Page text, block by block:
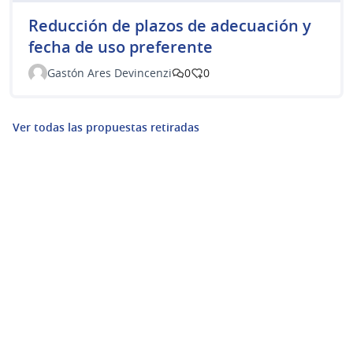
Reducción de plazos de adecuación y
fecha de uso preferente
Gastón Ares Devincenzi 0 0
Ver todas las propuestas retiradas